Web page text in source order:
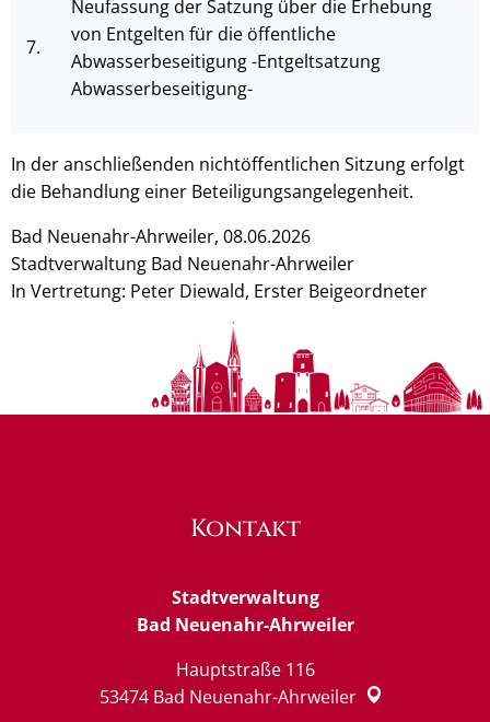
7.
Neufassung der Satzung über die Erhebung
von Entgelten für die öffentliche
Abwasserbeseitigung -Entgeltsatzung
Abwasserbeseitigung-
In der anschließenden nichtöffentlichen Sitzung erfolgt
die Behandlung einer Beteiligungsangelegenheit.
Bad Neuenahr-Ahrweiler, 08.06.2026
Stadtverwaltung Bad Neuenahr-Ahrweiler
In Vertretung: Peter Diewald, Erster Beigeordneter
Kontakt
Stadtverwaltung
Bad Neuenahr-Ahrweiler
Hauptstraße 116
53474 Bad Neuenahr-Ahrweiler